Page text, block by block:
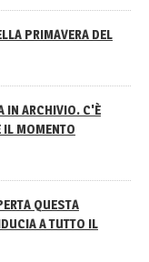
PRIMAVERA DEL
IN ARCHIVIO. C'È
IL MOMENTO
QUESTA
A TUTTO IL